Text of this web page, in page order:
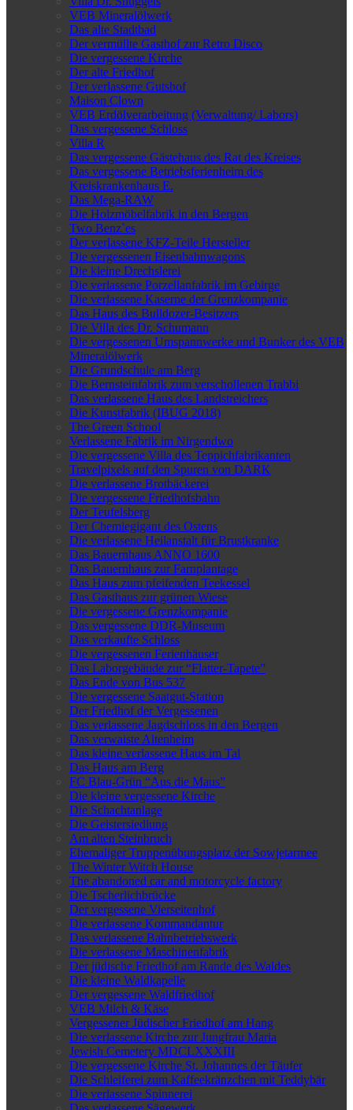
VEB Mineralölwerk
Das alte Stadtbad
Der vermüllte Gasthof zur Retro Disco
Die vergessene Kirche
Der alte Friedhof
Der verlassene Gutshof
Maison Clown
VEB Erdölverarbeitung (Verwaltung/ Labors)
Das vergessene Schloss
Villa R
Das vergessene Gästehaus des Rat des Kreises
Das vergessene Betriebsferienheim des
Kreiskrankenhaus E.
Das Mega-RAW
Die Holzmöbelfabrik in den Bergen
Two Benz`es
Der verlassene KFZ-Teile Hersteller
Die vergessenen Eisenbahnwagons
Die kleine Drechslerei
Die verlassene Porzellanfabrik im Gebirge
Die verlassene Kaserne der Grenzkompanie
Das Haus des Bulldozer-Besitzers
Die Villa des Dr. Schumann
Die vergessenen Umspannwerke und Bunker des VEB
Mineralölwerk
Die Grundschule am Berg
Die Bernsteinfabrik zum verschollenen Trabbi
Das verlassene Haus des Landstreichers
Die Kunstfabrik (IBUG 2018)
The Green School
Verlassene Fabrik im Nirgendwo
Die vergessene Villa des Teppichfabrikanten
Travelpixels auf den Spuren von DARK
Die verlassene Brotbäckerei
Die vergessene Friedhofsbahn
Der Teufelsberg
Der Chemiegigant des Ostens
Die verlassene Heilanstalt für Brustkranke
Das Bauernhaus ANNO 1600
Das Bauernhaus zur Farnplantage
Das Haus zum pfeifenden Teekessel
Das Gasthaus zur grünen Wiese
Die vergessene Grenzkompanie
Das vergessene DDR-Museum
Das verkaufte Schloss
Die vergessenen Ferienhäuser
Das Laborgebäude zur “Flatter-Tapete”
Das Ende von Bus 537
Die vergessene Saatgut-Station
Der Friedhof der Vergessenen
Das verlassene Jagdschloss in den Bergen
Das verwaiste Altenheim
Das kleine verlassene Haus im Tal
Das Haus am Berg
FC Blau-Grün “Aus die Maus”
Die kleine vergessene Kirche
Die Schachtanlage
Die Geistersiedlung
Am alten Steinbruch
Ehemaliger Truppenübungsplatz der Sowjetarmee
The Winter Witch House
The abandoned car and motorcycle factory
Die Tscherlichbrücke
Der vergessene Vierseitenhof
Die verlassene Kommandantur
Das verlassene Bahnbetriebswerk
Die verlassene Maschinenfabrik
Der jüdische Friedhof am Rande des Waldes
Die kleine Waldkapelle
Der vergessene Waldfriedhof
VEB Milch & Käse
Vergessener Jüdischer Friedhof am Hang
Die verlassene Kirche zur Jungfrau Maria
Jewish Cemetery MDCLXXXIII
Die vergessene Kirche St. Johannes der Täufer
Die Schleiferei zum Kaffeekränzchen mit Teddybär
Die verlassene Spinnerei